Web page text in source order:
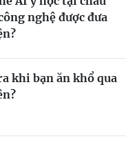
nghệ được đưa
khi bạn ăn khổ qua